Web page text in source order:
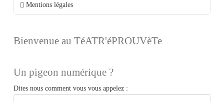
Mentions légales
Bienvenue au TéATR'éPROUVèTe
Un pigeon numérique ?
Dites nous comment vous vous appelez :